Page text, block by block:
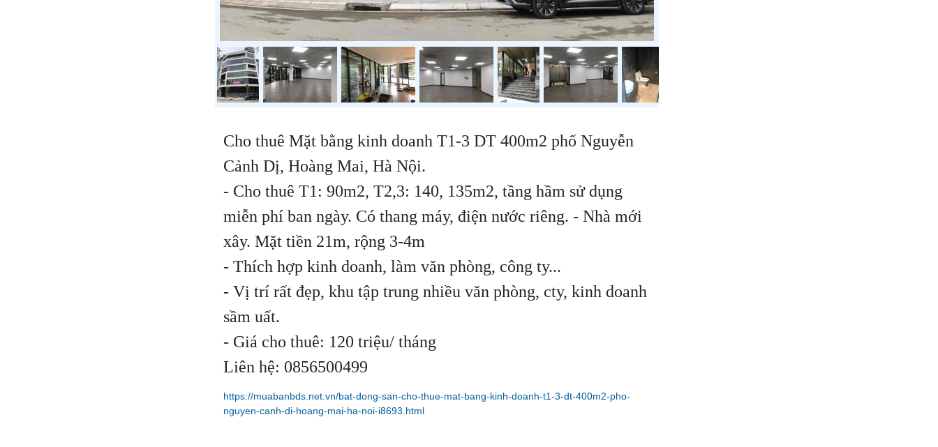
Cho thuê Mặt bằng kinh doanh T1-3 DT 400m2 phố Nguyễn
Cảnh Dị, Hoàng Mai, Hà Nội.
- Cho thuê T1: 90m2, T2,3: 140, 135m2, tầng hầm sử dụng
miễn phí ban ngày. Có thang máy, điện nước riêng. - Nhà mới
xây. Mặt tiền 21m, rộng 3-4m
- Thích hợp kinh doanh, làm văn phòng, công ty...
- Vị trí rất đẹp, khu tập trung nhiều văn phòng, cty, kinh doanh
sầm uất.
- Giá cho thuê: 120 triệu/ tháng
Liên hệ: 0856500499
https://muabanbds.net.vn/bat-dong-san-cho-thue-mat-bang-kinh-doanh-t1-3-dt-400m2-pho-
nguyen-canh-di-hoang-mai-ha-noi-i8693.html